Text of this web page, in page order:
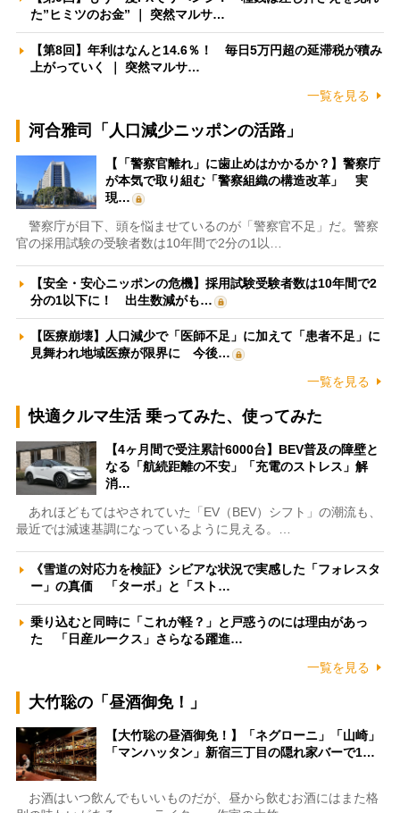
た”ヒミツのお金” ｜ 突然マルサ…
【第8回】年利はなんと14.6％！ 毎日5万円超の延滞税が積み
上がっていく ｜ 突然マルサ…
一覧を見る
河合雅司「人口減少ニッポンの活路」
【「警察官離れ」に歯止めはかかるか？】警察庁
が本気で取り組む「警察組織の構造改革」 実
現…
警察庁が目下、頭を悩ませているのが「警察官不足」だ。警察
官の採用試験の受験者数は10年間で2分の1以…
【安全・安心ニッポンの危機】採用試験受験者数は10年間で2
分の1以下に！ 出生数減がも…
【医療崩壊】人口減少で「医師不足」に加えて「患者不足」に
見舞われ地域医療が限界に 今後…
一覧を見る
快適クルマ生活 乗ってみた、使ってみた
【4ヶ月間で受注累計6000台】BEV普及の障壁と
なる「航続距離の不安」「充電のストレス」解
消…
あれほどもてはやされていた「EV（BEV）シフト」の潮流も、
最近では減速基調になっているように見える。…
《雪道の対応力を検証》シビアな状況で実感した「フォレスタ
ー」の真価 「ターボ」と「スト…
乗り込むと同時に「これが軽？」と戸惑うのには理由があっ
た 「日産ルークス」さらなる躍進…
一覧を見る
大竹聡の「昼酒御免！」
【大竹聡の昼酒御免！】「ネグローニ」「山崎」
「マンハッタン」新宿三丁目の隠れ家バーで1…
お酒はいつ飲んでもいいものだが、昼から飲むお酒にはまた格